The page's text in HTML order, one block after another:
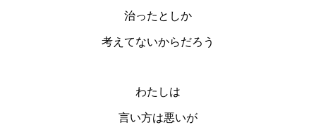
治ったとしか
考えてないからだろう
わたしは
言い方は悪いが